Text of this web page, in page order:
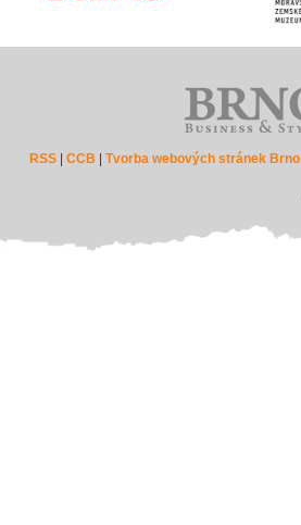
RSS |CCB |Tvorba webových stránek Brno